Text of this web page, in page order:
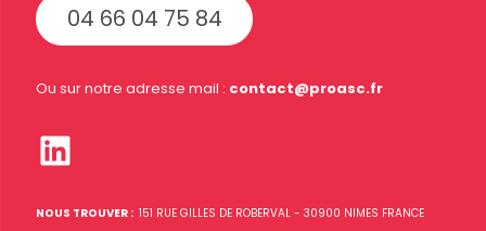
04 66 04 75 84
Ou sur notre adresse mail : contact@proasc.fr
LinkedIn
NOUS TROUVER : 151 RUE GILLES DE ROBERVAL - 30900 NIMES FRANCE